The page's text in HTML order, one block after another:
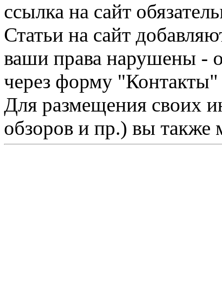
ссылка на сайт
Статьи на сайт
ваши права нарушены -
через форму "Контакты"
Для размещения своих
обзоров и пр.) вы также